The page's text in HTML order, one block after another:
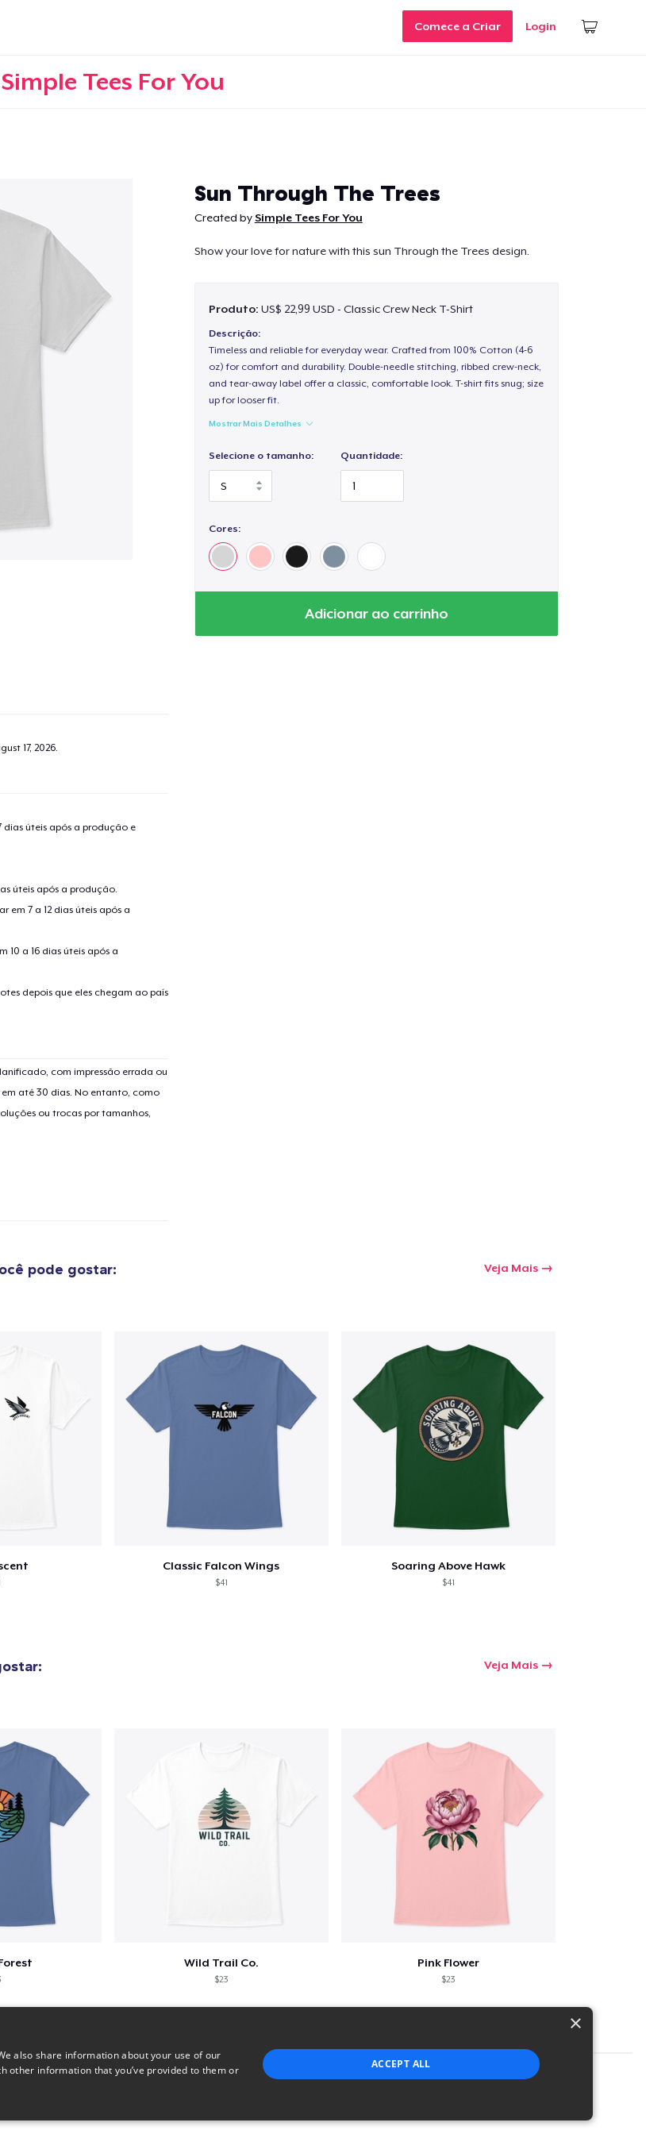
Comece a Criar Login
Simple Tees For You
Sun Through The Trees
Created bySimple Tees For You
Show your love for nature with this sun Through the Trees design.
Produto: US$ 22,99 USD - Classic Crew Neck T-Shirt
Descrição:
Timeless and reliable for everyday wear. Crafted from 100% Cotton (4-6
oz) for comfort and durability. Double-needle stitching, ribbed crew-neck,
and tear-away label offer a classic, comfortable look. T-shirt fits snug; size
up for looser fit.
Mostrar Mais Detalhes
Selecione o tamanho: Quantidade:
Cores:
Adicionar ao carrinho
17, 2026.
dias úteis após a produção e
úteis após a produção.
em 7 a 12 dias úteis após a
10 a 16 dias úteis após a
depois que eles chegam ao país
com impressão errada ou
até 30 dias. No entanto, como
ou trocas por tamanhos,
pode gostar: Veja Mais
Classic Falcon Wings
$41
Soaring Above Hawk
$41
Veja Mais
Wild Trail Co.
$23
Pink Flower
$23
ao
×
also share information about your use of our
other information that you’ve provided to them or
ACCEPT ALL